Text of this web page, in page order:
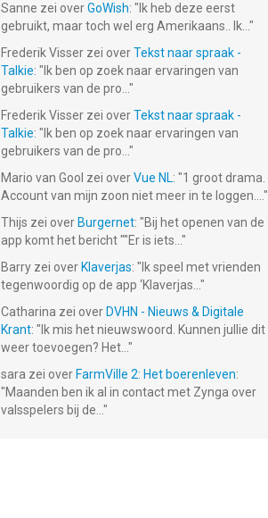
Sanne zei overGoWish: " Ik heb deze eerst
gebruikt, maar toch wel erg Amerikaans.. Ik... "
Frederik Visser zei overTekst naar spraak -
Talkie: " Ik ben op zoek naar ervaringen van
gebruikers van de pro... "
Frederik Visser zei overTekst naar spraak -
Talkie: " Ik ben op zoek naar ervaringen van
gebruikers van de pro... "
Mario van Gool zei overVue NL: "1 groot drama.
Account van mijn zoon niet meer in te loggen.... "
Thijs zei over Burgernet: "Bij het openen van de
app komt het bericht ""Er is iets... "
Barry zei over Klaverjas: " Ik speel met vrienden
tegenwoordig op de app ‘Klaverjas... "
Catharina zei over DVHN - Nieuws & Digitale
Krant: " Ik mis het nieuwswoord. Kunnen jullie dit
weer toevoegen? Het... "
sara zei over FarmVille 2: Het boerenleven:
"Maanden ben ik al in contact met Zynga over
valsspelers bij de... "